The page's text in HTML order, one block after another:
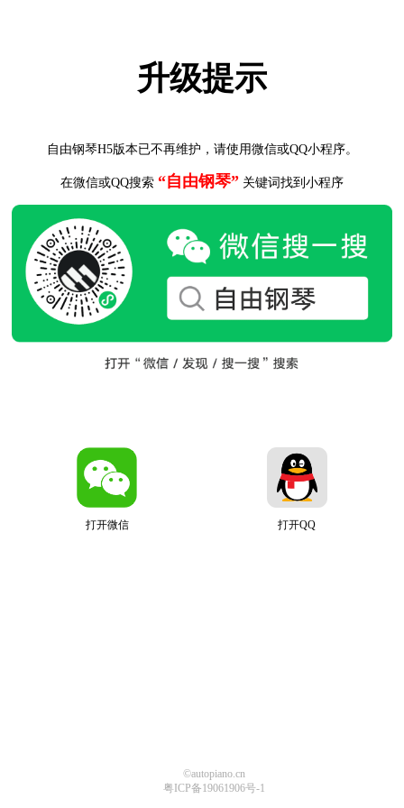
升级提示
自由钢琴H5版本已不再维护，请使用微信或QQ小程序。
在微信或QQ搜索 “自由钢琴” 关键词找到小程序
打开微信 打开QQ
©autopiano.cn
粤ICP备19061906号-1